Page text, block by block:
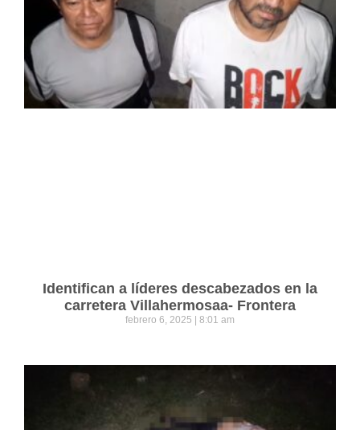
Identifican a líderes descabezados en la
carretera Villahermosaa- Frontera
febrero 6, 2025 8:01 am